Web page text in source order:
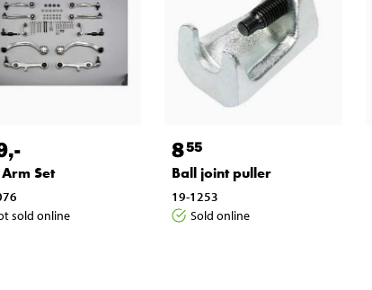
,-
Set
sold online
855
Ball joint puller
19-1253
Sold online